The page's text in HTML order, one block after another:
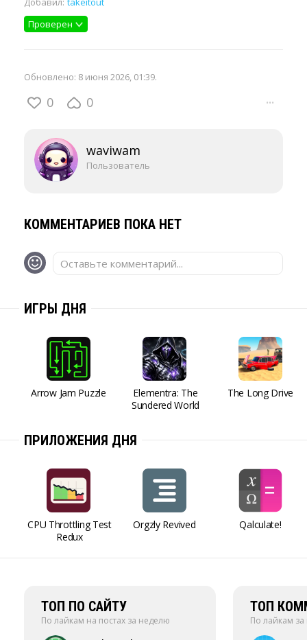
Проверен
Обновлено: 8 июня 2026, 01:39.
0 0 ···
waviwam
Пользователь
КОММЕНТАРИЕВ ПОКА НЕТ
Оставьте комментарий...
ИГРЫ ДНЯ
Arrow Jam Puzzle
Elementra: The
Sundered World
The Long Drive
ПРИЛОЖЕНИЯ ДНЯ
CPU Throttling Test
Redux
Orgzly Revived Qalculate!
ТОП ПО САЙТУ
По лайкам на постах за неделю
ТОП
По лайкам